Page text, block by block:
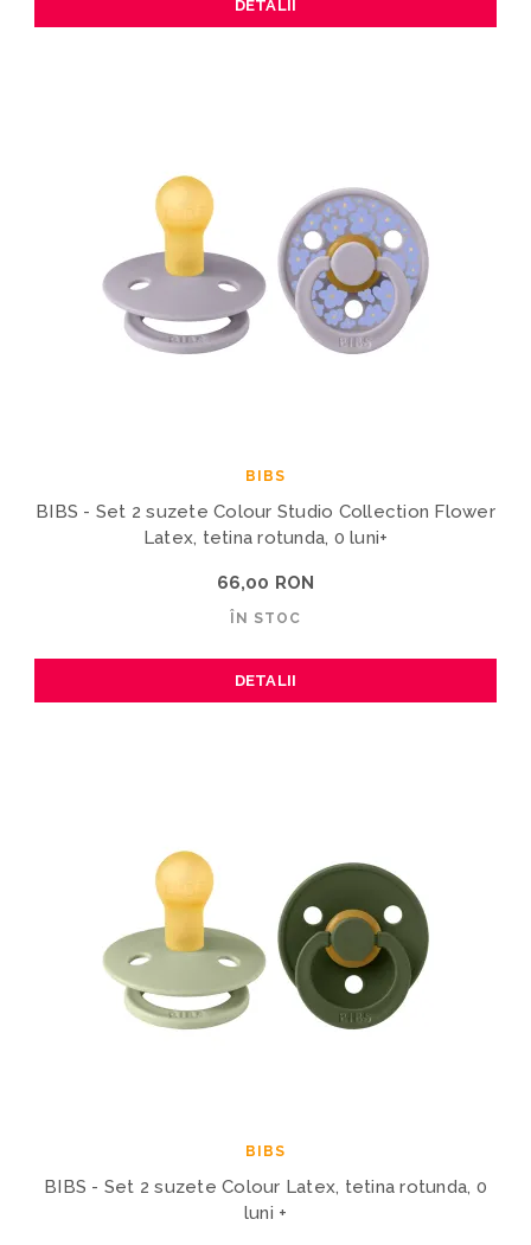
DETALII
BIBS
BIBS - Set 2 suzete Colour Studio Collection Flower
Latex, tetina rotunda, 0 luni+
66,00 RON
ÎN STOC
DETALII
BIBS
BIBS - Set 2 suzete Colour Latex, tetina rotunda, 0
luni +